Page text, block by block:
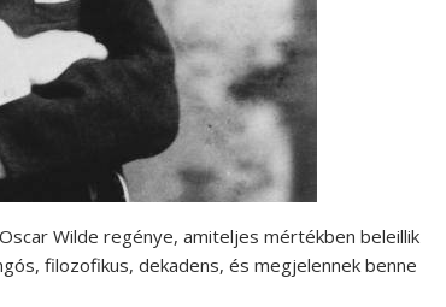
Wilde regénye, amiteljes mértékben beleillik
filozofikus, dekadens, és megjelennek benne